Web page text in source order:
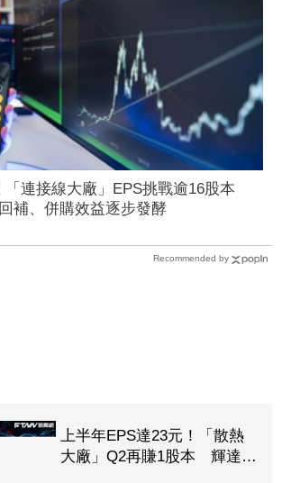
「連接線大廠」EPS挑戰逾16股本
補、併購效益逐步發酵
Recommended by
上半年EPS達23元！「散熱
大廠」Q2再賺1股本 輝達